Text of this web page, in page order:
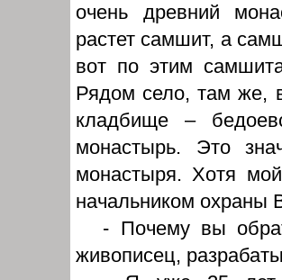
очень древний
растет самшит, а
вот по этим
Рядом село, там же,
кладбище –
монастырь. Это
монастыря. Хотя
начальником охраны
- Почему вы
живописец,